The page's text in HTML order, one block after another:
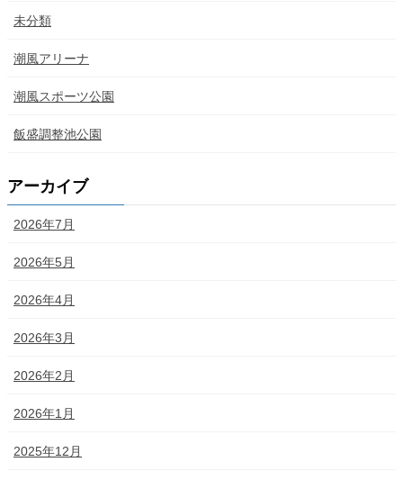
未分類
潮風アリーナ
潮風スポーツ公園
飯盛調整池公園
アーカイブ
2026年7月
2026年5月
2026年4月
2026年3月
2026年2月
2026年1月
2025年12月